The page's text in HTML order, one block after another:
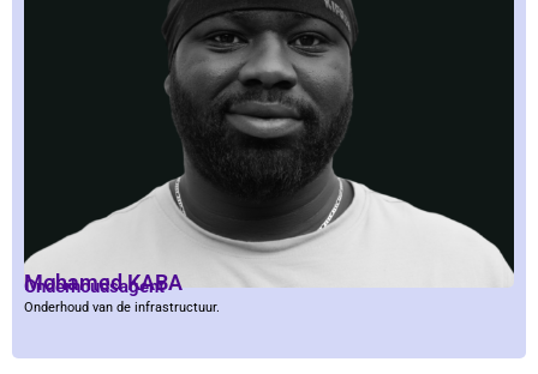
Mohamed KABA
Onderhoudsagent
Onderhoud van de infrastructuur.